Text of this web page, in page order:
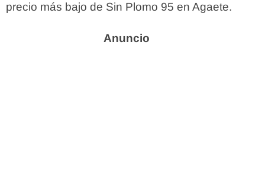
precio más bajo de Sin Plomo 95 en Agaete.